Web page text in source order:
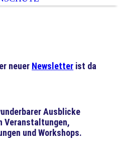
neuer Newsletter ist da
Ausblicke
Veranstaltungen,
und Workshops.